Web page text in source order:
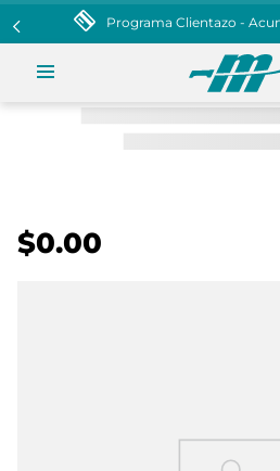
Programa Clientazo -
$0.00